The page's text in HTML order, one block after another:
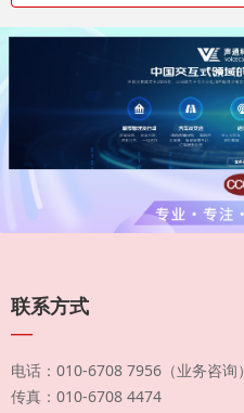
联系方式
—
电话：010-6708 7956（业务咨询）
传真：010-6708 4474